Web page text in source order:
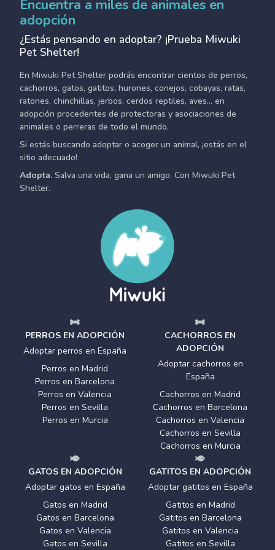
Encuentra a miles de animales en
adopción
¿Estás pensando en adoptar? ¡Prueba Miwuki
Pet Shelter!
En Miwuki Pet Shelter podrás encontrar cientos de perros,
cachorros, gatos, gatitos, hurones, conejos, cobayas, ratas,
ratones, chinchillas, jerbos, cerdos reptiles, aves... en
adopción procedentes de protectoras y asociaciones de
animales o perreras de todo el mundo.
Si estás buscando adoptar o acoger un animal, ¡estás en el
sitio adecuado!
Adopta. Salva una vida, gana un amigo. Con Miwuki Pet
Shelter.
PERROS EN ADOPCIÓN
Adoptar perros en España
Perros en Madrid
Perros en Barcelona
Perros en Valencia
Perros en Sevilla
Perros en Murcia
CACHORROS EN
ADOPCIÓN
Adoptar cachorros en
España
Cachorros en Madrid
Cachorros en Barcelona
Cachorros en Valencia
Cachorros en Sevilla
Cachorros en Murcia
GATOS EN ADOPCIÓN
Adoptar gatos en España
Gatos en Madrid
Gatos en Barcelona
Gatos en Valencia
Gatos en Sevilla
GATITOS EN ADOPCIÓN
Adoptar gatitos en España
Gatitos en Madrid
Gatitos en Barcelona
Gatitos en Valencia
Gatitos en Sevilla